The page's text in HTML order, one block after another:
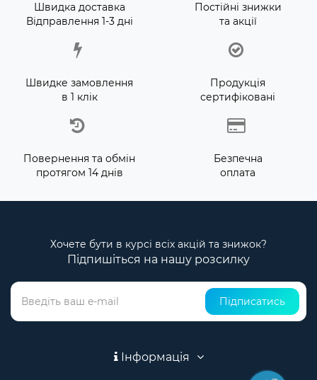
Швидка доставка
Відправлення 1-3 дні
Постійні знижки
та акції
Швидке замовлення
в 1 клік
Продукція
сертифіковані
Повернення та обмін
протягом 14 днів
Безпечна
оплата
Хочете бути в курсі всіх акцій та знижок?
Підпишіться на нашу розсилку
Підписатись
Інформація